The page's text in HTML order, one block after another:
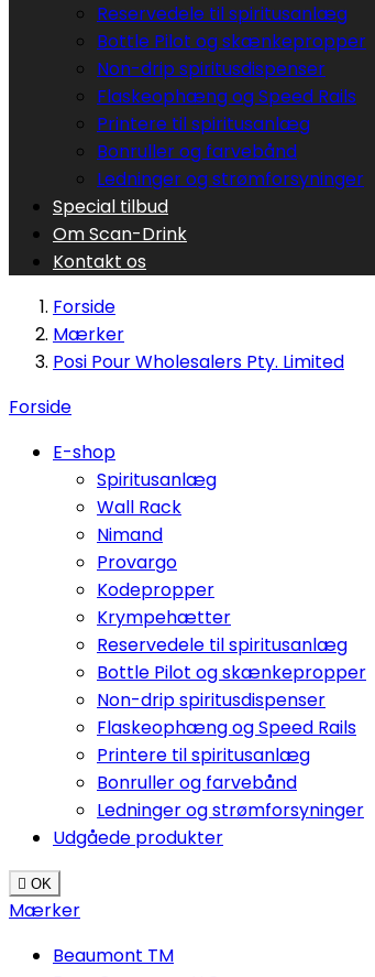
Reservedele til spiritusanlæg
Bottle Pilot og skænkepropper
Non-drip spiritusdispenser
Flaskeophæng og Speed Rails
Printere til spiritusanlæg
Bonruller og farvebånd
Ledninger og strømforsyninger
Special tilbud
Om Scan-Drink
Kontakt os
Forside
Mærker
Posi Pour Wholesalers Pty. Limited
Forside
E-shop
Spiritusanlæg
Wall Rack
Nimand
Provargo
Kodepropper
Krympehætter
Reservedele til spiritusanlæg
Bottle Pilot og skænkepropper
Non-drip spiritusdispenser
Flaskeophæng og Speed Rails
Printere til spiritusanlæg
Bonruller og farvebånd
Ledninger og strømforsyninger
Udgåede produkter
 OK
Mærker
Beaumont TM